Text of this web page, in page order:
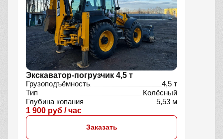
Экскаватор-погрузчик 4,5 т
Грузоподъёмность
4,5 т
Тип
Колёсный
Глубина копания
5,53 м
1 900 руб / час
Заказать